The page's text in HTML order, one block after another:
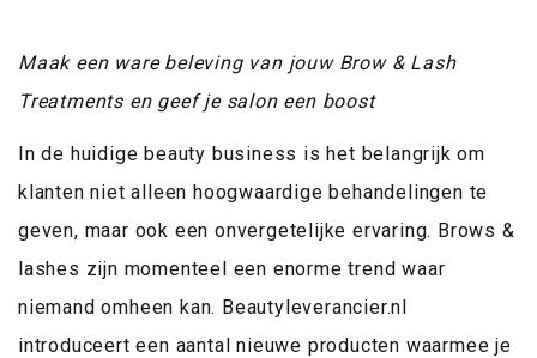
Maak een ware beleving van jouw Brow & Lash
Treatments en geef je salon een boost
In de huidige beauty business is het belangrijk om
klanten niet alleen hoogwaardige behandelingen te
geven, maar ook een onvergetelijke ervaring. Brows &
lashes zijn momenteel een enorme trend waar
niemand omheen kan. Beautyleverancier.nl
introduceert een aantal nieuwe producten waarmee je